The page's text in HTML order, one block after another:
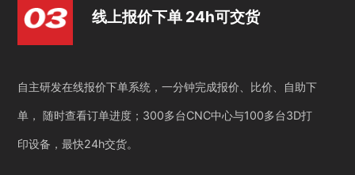
线上报价下单 24h可交货
自主研发在线报价下单系统，一分钟完成报价、比价、自助下
单， 随时查看订单进度；300多台CNC中心与100多台3D打
印设备，最快24h交货。